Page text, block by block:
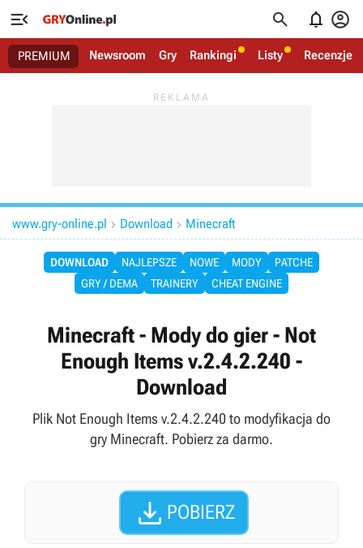
   
PREMIUM Newsroom Gry Rankingi Listy Recenzje
www.gry-online.pl  Download  Minecraft
DOWNLOAD NAJLEPSZE NOWE MODY
PATCHE
GRY / DEMA
TRAINERY CHEAT ENGINE
Minecraft - Mody do gier - Not
Enough Items v.2.4.2.240 -
Download
Plik Not Enough Items v.2.4.2.240 to modyfikacja do
gry Minecraft. Pobierz za darmo.
 POBIERZ